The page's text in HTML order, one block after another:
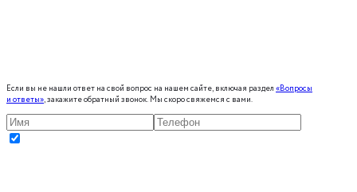
Если вы не нашли ответ на свой вопрос на нашем сайте, включая раздел «Вопросы
и ответы», закажите обратный звонок. Мы скоро свяжемся с вами.